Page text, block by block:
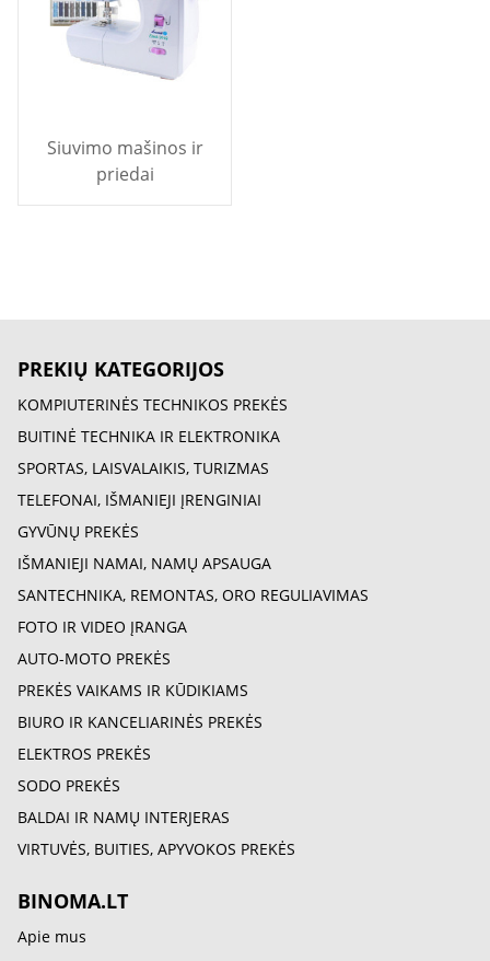
Siuvimo mašinos ir
priedai
PREKIŲ KATEGORIJOS
KOMPIUTERINĖS TECHNIKOS PREKĖS
BUITINĖ TECHNIKA IR ELEKTRONIKA
SPORTAS, LAISVALAIKIS, TURIZMAS
TELEFONAI, IŠMANIEJI ĮRENGINIAI
GYVŪNŲ PREKĖS
IŠMANIEJI NAMAI, NAMŲ APSAUGA
SANTECHNIKA, REMONTAS, ORO REGULIAVIMAS
FOTO IR VIDEO ĮRANGA
AUTO-MOTO PREKĖS
PREKĖS VAIKAMS IR KŪDIKIAMS
BIURO IR KANCELIARINĖS PREKĖS
ELEKTROS PREKĖS
SODO PREKĖS
BALDAI IR NAMŲ INTERJERAS
VIRTUVĖS, BUITIES, APYVOKOS PREKĖS
BINOMA.LT
Apie mus